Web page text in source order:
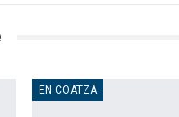
EN COATZA